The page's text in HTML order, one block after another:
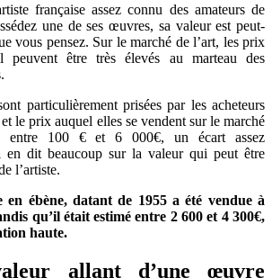
française assez connu des amateurs de
une de ses œuvres, sa valeur est peut-
vous pensez. Sur le marché de l’art, les prix
être très élevés au marteau des
particulièrement prisées par les acheteurs
le prix auquel elles se vendent sur le marché
entre 100 € et 6 000€, un écart assez
en dit beaucoup sur la valeur qui peut être
l’artiste.
en ébène, datant de 1955 a été vendue à
qu’il était estimé entre 2 600 et 4 300€,
haute.
allant d’une œuvre